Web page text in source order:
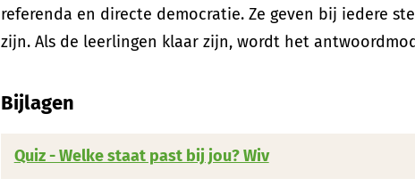
referenda en directe democratie. Ze geven bij iedere
zijn. Als de leerlingen klaar zijn, wordt het
Bijlagen
Quiz - Welke staat past bij jou? Wiv